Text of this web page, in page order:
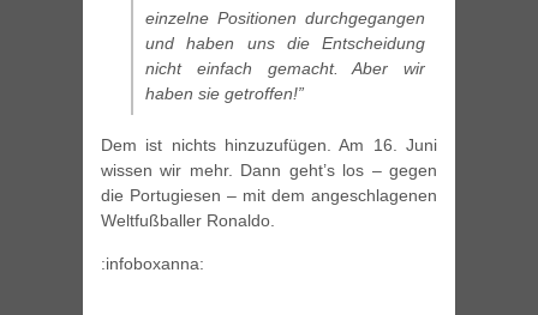
einzelne Positionen durchgegangen
und haben uns die Entscheidung
nicht einfach gemacht. Aber wir
haben sie getroffen!”
Dem ist nichts hinzuzufügen. Am 16. Juni
wissen wir mehr. Dann geht’s los – gegen
die Portugiesen – mit dem angeschlagenen
Weltfußballer Ronaldo.
:infoboxanna: